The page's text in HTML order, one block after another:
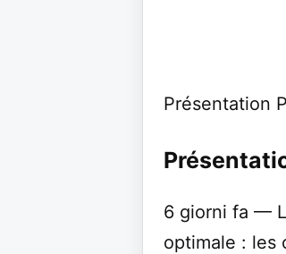
Présentation
6 giorni fa —
optimale : les